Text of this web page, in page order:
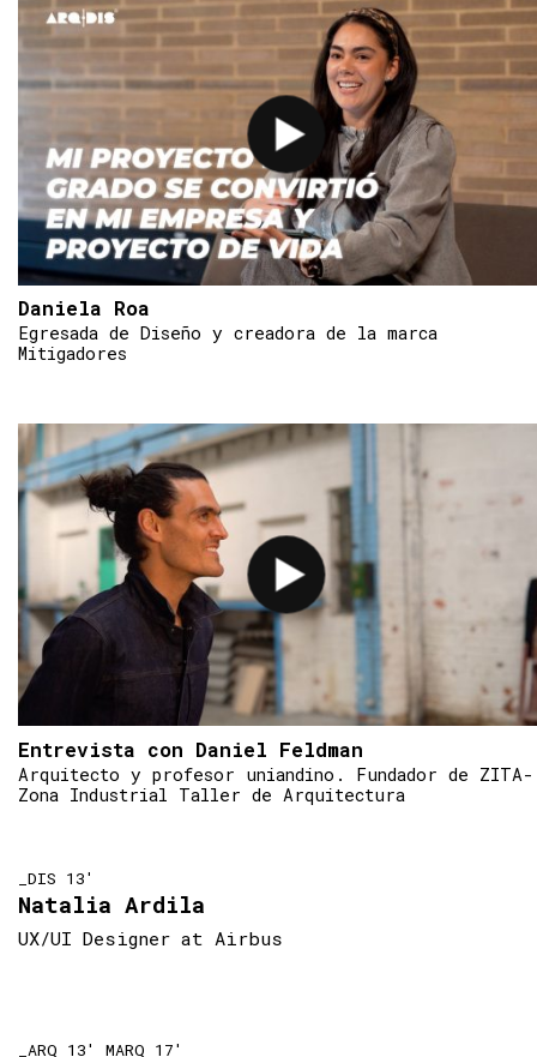
Daniela Roa
Egresada de Diseño y creadora de la marca
Mitigadores
Entrevista con Daniel Feldman
Arquitecto y profesor uniandino. Fundador de ZITA-
Zona Industrial Taller de Arquitectura
_DIS 13'
Natalia Ardila
UX/UI Designer at Airbus
_ARQ 13' MARQ 17'